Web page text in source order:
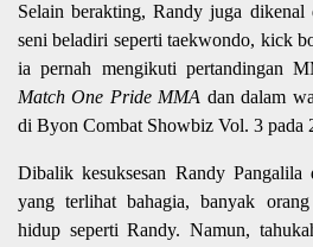
Selain berakting, Randy juga
seni beladiri seperti taekwondo, kick
ia pernah mengikuti pertandingan
Match One Pride MMA dan dalam
di Byon Combat Showbiz Vol. 3 pada
Dibalik kesuksesan Randy Pangalila
yang terlihat bahagia, banyak
hidup seperti Randy. Namun,